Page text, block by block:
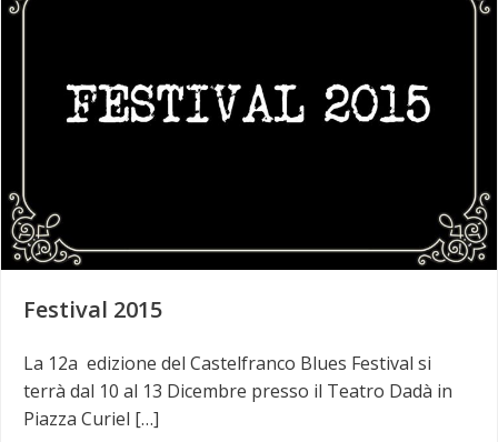
Festival 2015
La 12a edizione del Castelfranco Blues Festival si
terrà dal 10 al 13 Dicembre presso il Teatro Dadà in
Piazza Curiel […]